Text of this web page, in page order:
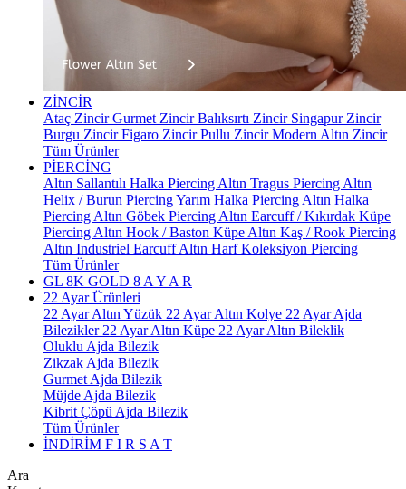
ZİNCİR
Ataç ZincirGurmet ZincirBalıksırtı Zincir Singapur Zincir
Burgu ZincirFigaro ZincirPullu ZincirModern Altın Zincir
Tüm Ürünler
PİERCİNG
Altın Sallantılı Halka Piercing Altın Tragus Piercing Altın
Helix / Burun PiercingYarım Halka Piercing Altın Halka
Piercing Altın Göbek Piercing Altın Earcuff / Kıkırdak Küpe
Piercing Altın Hook / Baston Küpe Altın Kaş / Rook Piercing
Altın Industriel EarcuffAltın Harf Koleksiyon Piercing
Tüm Ürünler
GL 8K GOLD 8 A Y A R
22 Ayar Ürünleri
22 Ayar Altın Yüzük 22 Ayar Altın Kolye 22 Ayar Ajda
Bilezikler 22 Ayar Altın Küpe 22 Ayar Altın Bileklik
Oluklu Ajda Bilezik
Zikzak Ajda Bilezik
Gurmet Ajda Bilezik
Müjde Ajda Bilezik
Kibrit Çöpü Ajda Bilezik
Tüm Ürünler
İNDİRİM F I R S A T
Ara